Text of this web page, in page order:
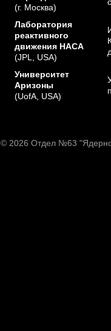
(г. Москва)
Лаборатория
реактивного
движения НАСА
(JPL, USA)
Университет
Аризоны
(UofA, USA)
© 2026 Отдел №63